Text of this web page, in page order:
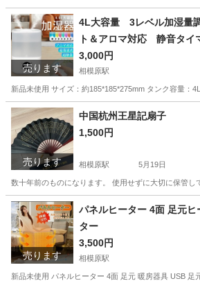
神奈川 相模原市 相模原駅 その他 プ
売ります
4L大容量 3レベル加湿量
ト＆アロマ対応 静音タ
式加湿器
3,000円
相模原駅
新品未使用 サイズ：約185*185*275mm タンク容量：
神奈川 相模原市 相模原駅 季節、空調家電
売ります
中国杭州王星記扇子
1,500円
相模原駅 5月19日
数十年前のものになります。 使用せずに大切に保管
神奈川 相模原市 相模原駅 その他
売ります
パネルヒーター 4面 足元
ター
3,500円
相模原駅
新品未使用 パネルヒーター 4面 足元 暖房器具 USB